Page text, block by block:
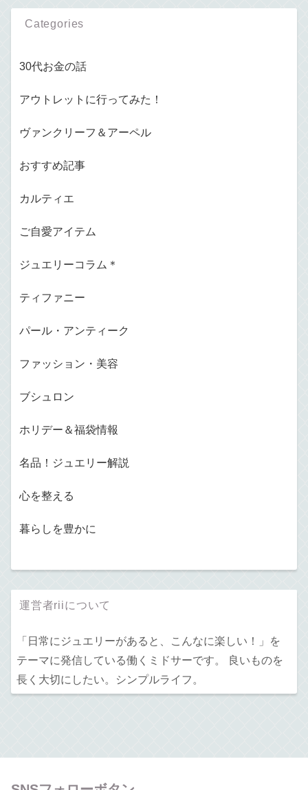
Categories
30代お金の話
アウトレットに行ってみた！
ヴァンクリーフ＆アーペル
おすすめ記事
カルティエ
ご自愛アイテム
ジュエリーコラム＊
ティファニー
パール・アンティーク
ファッション・美容
ブシュロン
ホリデー＆福袋情報
名品！ジュエリー解説
心を整える
暮らしを豊かに
運営者riiについて
「日常にジュエリーがあると、こんなに楽しい！」を
テーマに発信している働くミドサーです。 良いものを
長く大切にしたい。シンプルライフ。